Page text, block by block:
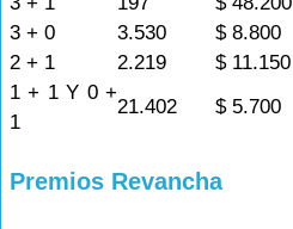
3 + 0
3.530 $ 8.800
2 + 1
2.219 $ 11.150
1 + 1 Y 0 +
1
21.402 $ 5.700
Premios Revancha